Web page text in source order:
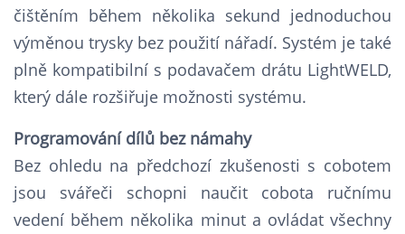
čištěním během několika sekund jednoduchou
výměnou trysky bez použití nářadí. Systém je také
plně kompatibilní s podavačem drátu LightWELD,
který dále rozšiřuje možnosti systému.
Programování dílů bez námahy
Bez ohledu na předchozí zkušenosti s cobotem
jsou svářeči schopni naučit cobota ručnímu
vedení během několika minut a ovládat všechny